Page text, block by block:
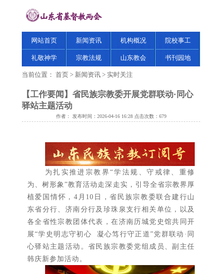
网站首页 新闻资讯 机构概况 院校事工
礼敬神学 宗教法规 山东教会 书刊园地
当前位置： 首页 > 新闻资讯 > 实时关注
【工作要闻】省民族宗教委开展党群联动·同心
驿站主题活动
作者： 发布时间：2026-04-16 16:28 点击次数： 679
为扎实推进宗教界“学法规、守戒律、重修
为、树形象”教育活动走深走实，引导全省宗教界厚
植爱国情怀，4月10日，省民族宗教委联合建行山
东省分行、济南分行及珍珠泉支行相关单位，以及
各全省性宗教团体代表，在济南历城党史馆共同开
展“学史明志守初心 凝心笃行守正道”党群联动·同
心驿站主题活动。省民族宗教委党组成员、副主任
韩庆新参加活动。